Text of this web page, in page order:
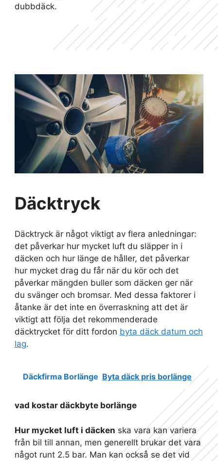
dubbdäck.
Däcktryck
Däcktryck är något viktigt av flera anledningar:
det påverkar hur mycket luft du släpper in i
däcken och hur länge de håller, det påverkar
hur mycket drag du får när du kör och det
påverkar mängden buller som däcken ger när
du svänger och bromsar. Med dessa faktorer i
åtanke är det inte en överraskning att det är
viktigt att följa det rekommenderade
däcktrycket för ditt fordon byta däck datum och
lag.
Däckfirma Borlänge Byta däck pris borlänge
vad kostar däckbyte borlänge
Hur mycket luft i däcken ska vara kan variera
från bil till annan, men generellt brukar det vara
något runt 2.5 bar. Man kan också se det vid